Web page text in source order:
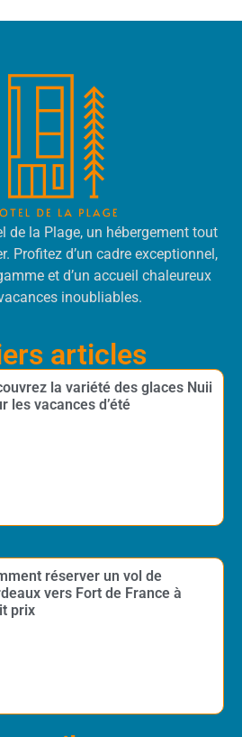
de la Plage, un hébergement tout
Profitez d’un cadre exceptionnel,
et d’un accueil chaleureux
inoubliables.
articles
la variété des glaces Nuii
les vacances d’été
réserver un vol de
vers Fort de France à
prix